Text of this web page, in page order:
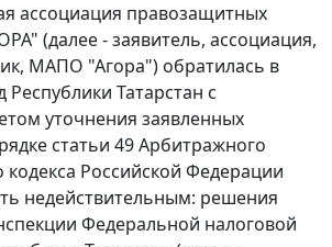
ассоциация правозащитных
(далее - заявитель, ассоциация,
МАПО "Агора") обратилась в
Татарстан с
уточнения заявленных
статьи 49Арбитражного
кодекса Российской Федерации
недействительным: решения
Федеральной налоговой